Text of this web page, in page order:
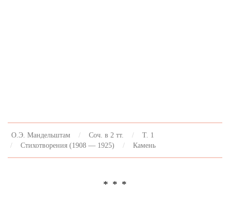
О.Э. Мандельштам Соч. в 2 тт.
Т. 1
Стихотворения (1908 — 1925)
Камень
* * *